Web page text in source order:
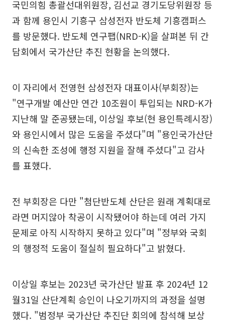
국민의힘 총괄선대위원장, 김선교 경기도당위원장 등
과 함께 용인시 기흥구 삼성전자 반도체 기흥캠퍼스
를 방문했다. 반도체 연구팹(NRD-K)을 살펴본 뒤 간
담회에서 국가산단 추진 현황을 논의했다.
이 자리에서 전영현 삼성전자 대표이사(부회장)는
"연구개발 예산만 연간 10조원이 투입되는 NRD-K가
지난해 말 준공됐는데, 이상일 후보(현 용인특례시장)
와 용인시에서 많은 도움을 주셨다"며 "용인국가산단
의 신속한 조성에 행정 지원을 잘해 주셨다"고 감사
를 표했다.
전 부회장은 다만 "첨단반도체 산단은 원래 계획대로
라면 머지않아 착공이 시작됐어야 하는데 여러 가지
문제로 아직 시작하지 못하고 있다"며 "정부와 국회
의 행정적 도움이 절실히 필요하다"고 밝혔다.
이상일 후보는 2023년 국가산단 발표 후 2024년 12
월31일 산단계획 승인이 나오기까지의 과정을 설명
했다. "범정부 국가산단 추진단 회의에 참석해 보상